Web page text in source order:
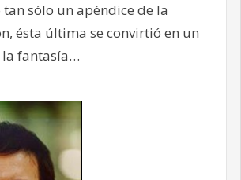
sólo un apéndice de la
ésta última se convirtió en un
la fantasía…